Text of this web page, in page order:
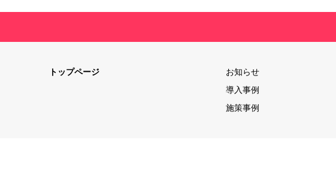
トップページ
お知らせ
導入事例
施策事例